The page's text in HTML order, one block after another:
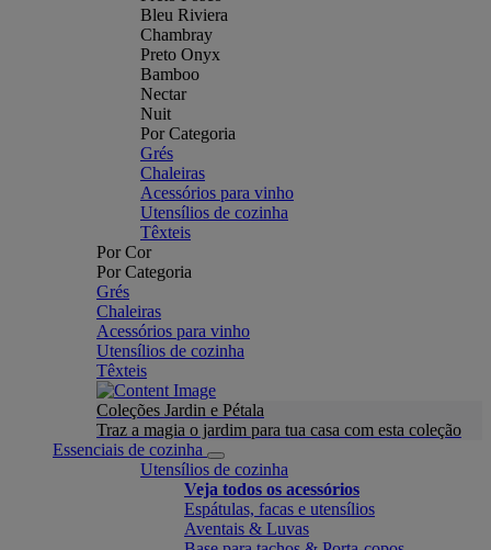
Bleu Riviera
Chambray
Preto Onyx
Bamboo
Nectar
Nuit
Por Categoria
Grés
Chaleiras
Acessórios para vinho
Utensílios de cozinha
Têxteis
Por Cor
Por Categoria
Grés
Chaleiras
Acessórios para vinho
Utensílios de cozinha
Têxteis
Coleções Jardin e Pétala
Traz a magia o jardim para tua casa com esta coleção
Essenciais de cozinha
Utensílios de cozinha
Veja todos os acessórios
Espátulas, facas e utensílios
Aventais & Luvas